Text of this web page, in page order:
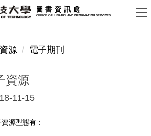
圖書資訊處
OFFICE OF LIBRARY AND INFORMATION SERVICES
源 電子期刊
資源
11-15
源型態有：